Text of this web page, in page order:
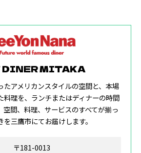
MITAKA
たアメリカンスタイルの空間と、本場
料理を、ランチまたはディナーの時間
空間、料理、サービスのすべてが揃っ
三鷹市にてお届けします。
〒181-0013